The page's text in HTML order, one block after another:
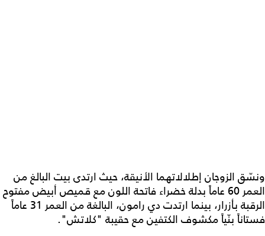
ونسّق الزوجان إطلالاتهما الأنيقة، حيث ارتدى بيت البالغ من
العمر 60 عاماً بدلة خضراء فاتحة اللون مع قميص أبيض مفتوح
الرقبة بأزرار، بينما ارتدت دي رامون، البالغة من العمر 31 عاماً
فستاناً بنّياً مكشوف الكتفين مع حقيبة "كلاتش".